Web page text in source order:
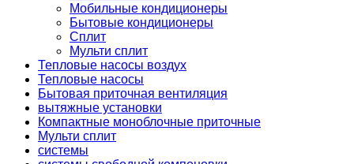
Мобильные кондиционеры
Бытовые кондиционеры
Сплит
Мульти сплит
Тепловые насосы воздух
Тепловые насосы
Бытовая приточная вентиляция
вытяжные установки
Компактные моноблочные приточные
Мульти сплит
системы